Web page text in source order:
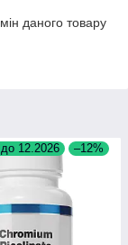
даного товару
12.2026 –12%